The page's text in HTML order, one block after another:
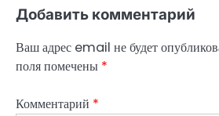
Добавить комментарий
Ваш адрес email не будет
поля помечены *
Комментарий *